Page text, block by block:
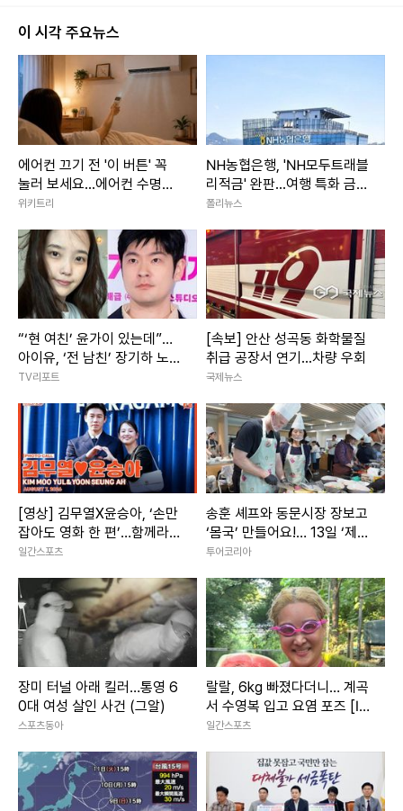
이 시각 주요뉴스
에어컨 끄기 전 '이 버튼' 꼭
눌러 보세요...에어컨 수명이
늘어납니다
위키트리
NH농협은행, 'NH모두트래블
리적금' 완판...여행 특화 금융
상품 인기 입증
폴리뉴스
“‘현 여친’ 윤가이 있는데”…
아이유, ‘전 남친’ 장기하 노래
언급에 갑론을박
TV리포트
[속보] 안산 성곡동 화학물질
취급 공장서 연기...차량 우회
국제뉴스
[영상] 김무열X윤승아, ‘손만
잡아도 영화 한 편’…함께라서
더 빛나는 순간
일간스포츠
송훈 셰프와 동문시장 장보고
‘몸국’ 만들어요!… 13일 ‘제주
미행’ 특별회차 운영
투어코리아
장미 터널 아래 킬러…통영 6
0대 여성 살인 사건 (그알)
스포츠동아
랄랄, 6kg 빠졌다더니… 계곡
서 수영복 입고 요염 포즈 [IS
하이컷]
일간스포츠